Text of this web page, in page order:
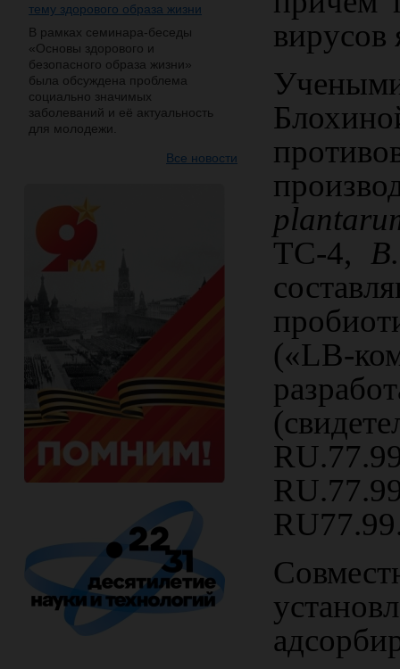
тему здорового образа жизни
В рамках семинара-беседы
«Основы здорового и
безопасного образа жизни»
была обсуждена проблема
социально значимых
заболеваний и её актуальность
для молодежи.
Все новости
вирусов
TC-4, B.
(«LB-
RU
RU
RU